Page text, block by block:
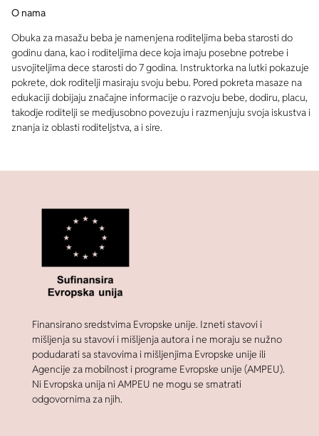
O nama
Obuka za masažu beba je namenjena roditeljima beba starosti do
godinu dana, kao i roditeljima dece koja imaju posebne potrebe i
usvojiteljima dece starosti do 7 godina. Instruktorka na lutki pokazuje
pokrete, dok roditelji masiraju svoju bebu. Pored pokreta masaze na
edukaciji dobijaju značajne informacije o razvoju bebe, dodiru, placu,
takodje roditelji se medjusobno povezuju i razmenjuju svoja iskustva i
znanja iz oblasti roditeljstva, a i sire.
Finansirano sredstvima Evropske unije. Izneti stavovi i
mišljenja su stavovi i mišljenja autora i ne moraju se nužno
podudarati sa stavovima i mišljenjima Evropske unije ili
Agencije za mobilnost i programe Evropske unije (AMPEU).
Ni Evropska unija ni AMPEU ne mogu se smatrati
odgovornima za njih.